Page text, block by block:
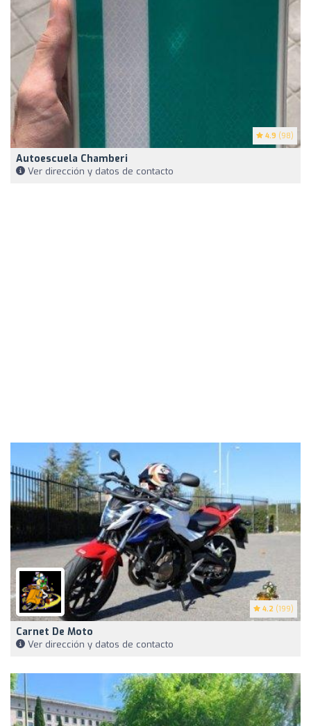
4.9 (98)
Autoescuela Chamberi
Ver dirección y datos de contacto
4.2 (199)
Carnet De Moto
Ver dirección y datos de contacto